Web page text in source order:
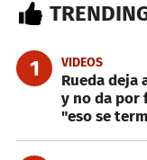
1 VIDEOS
Rueda deja
y no da por
"eso se